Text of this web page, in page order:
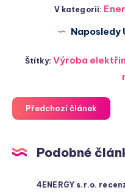
V kategorii:
Naposledy
Štítky:Výroba
Předchozí článek
Podobné
4ENERGY s.r.o.